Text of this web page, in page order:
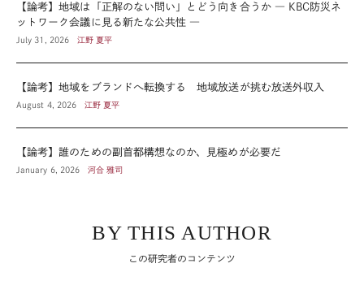
【論考】地域は「正解のない問い」とどう向き合うか ― KBC防災ネ
ットワーク会議に見る新たな公共性 ―
July 31, 2026 江野 夏平
【論考】地域をブランドへ転換する 地域放送が挑む放送外収入
August 4, 2026 江野 夏平
【論考】誰のための副首都構想なのか、見極めが必要だ
January 6, 2026 河合 雅司
BY THIS AUTHOR
この研究者のコンテンツ